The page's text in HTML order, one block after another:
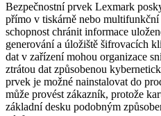
Bezpečnostní prvek Lexmark
přímo v tiskárně nebo
schopnost chránit informace
generování a úložiště šifrovacích
dat v zařízení mohou organizace
ztrátou dat způsobenou
prvek je možné nainstalovat do
může provést zákazník, protože
základní desku podobným